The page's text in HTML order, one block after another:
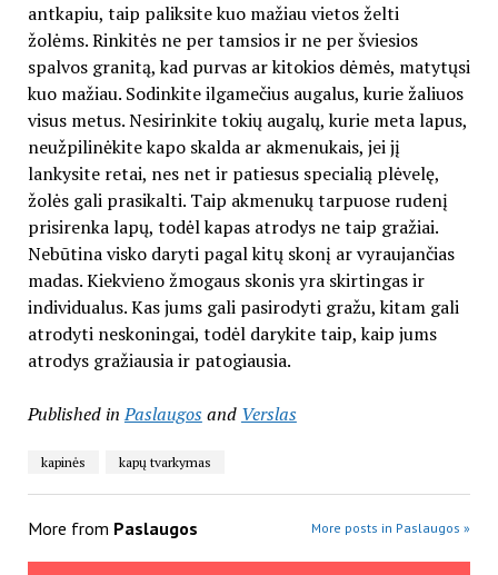
antkapiu, taip paliksite kuo mažiau vietos želti
žolėms. Rinkitės ne per tamsios ir ne per šviesios
spalvos granitą, kad purvas ar kitokios dėmės, matytųsi
kuo mažiau. Sodinkite ilgamečius augalus, kurie žaliuos
visus metus. Nesirinkite tokių augalų, kurie meta lapus,
neužpilinėkite kapo skalda ar akmenukais, jei jį
lankysite retai, nes net ir patiesus specialią plėvelę,
žolės gali prasikalti. Taip akmenukų tarpuose rudenį
prisirenka lapų, todėl kapas atrodys ne taip gražiai.
Nebūtina visko daryti pagal kitų skonį ar vyraujančias
madas. Kiekvieno žmogaus skonis yra skirtingas ir
individualus. Kas jums gali pasirodyti gražu, kitam gali
atrodyti neskoningai, todėl darykite taip, kaip jums
atrodys gražiausia ir patogiausia.
Published in Paslaugosand Verslas
kapinės kapų tvarkymas
More from Paslaugos More posts in Paslaugos »